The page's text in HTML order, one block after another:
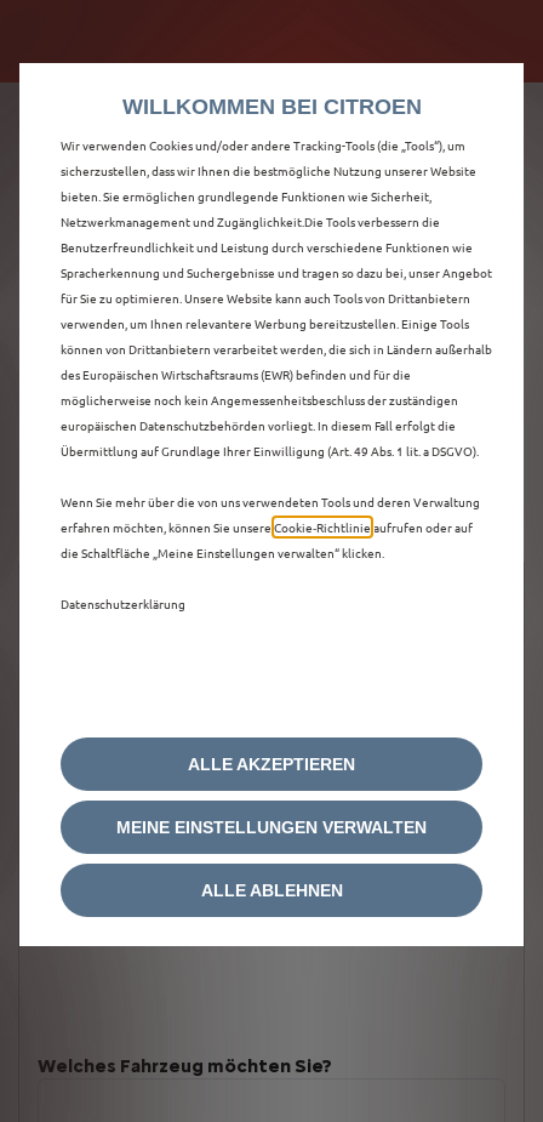
ENTDECKEN SIE ALLE
Ë-C4 X
VORFÜHRWAGEN MIT
ELEKTRO ANTRIEB IN
GIESSEN
Welches Fahrzeug möchten Sie?
WILLKOMMEN BEI CITROEN
Wir verwenden Cookies und/oder andere Tracking-Tools (die „Tools“), um
sicherzustellen, dass wir Ihnen die bestmögliche Nutzung unserer Website
bieten. Sie ermöglichen grundlegende Funktionen wie Sicherheit,
Netzwerkmanagement und Zugänglichkeit.Die Tools verbessern die
Benutzerfreundlichkeit und Leistung durch verschiedene Funktionen wie
Spracherkennung und Suchergebnisse und tragen so dazu bei, unser Angebot
für Sie zu optimieren. Unsere Website kann auch Tools von Drittanbietern
verwenden, um Ihnen relevantere Werbung bereitzustellen. Einige Tools
können von Drittanbietern verarbeitet werden, die sich in Ländern außerhalb
des Europäischen Wirtschaftsraums (EWR) befinden und für die
möglicherweise noch kein Angemessenheitsbeschluss der zuständigen
europäischen Datenschutzbehörden vorliegt. In diesem Fall erfolgt die
Übermittlung auf Grundlage Ihrer Einwilligung (Art. 49 Abs. 1 lit. a DSGVO).
Wenn Sie mehr über die von uns verwendeten Tools und deren Verwaltung
erfahren möchten, können Sie unsere Cookie‑Richtlinie aufrufen oder auf
die Schaltfläche „Meine Einstellungen verwalten“ klicken.
Datenschutzerklärung
MEINE EINSTELLUNGEN VERWALTEN
ALLE AKZEPTIEREN
ALLE ABLEHNEN